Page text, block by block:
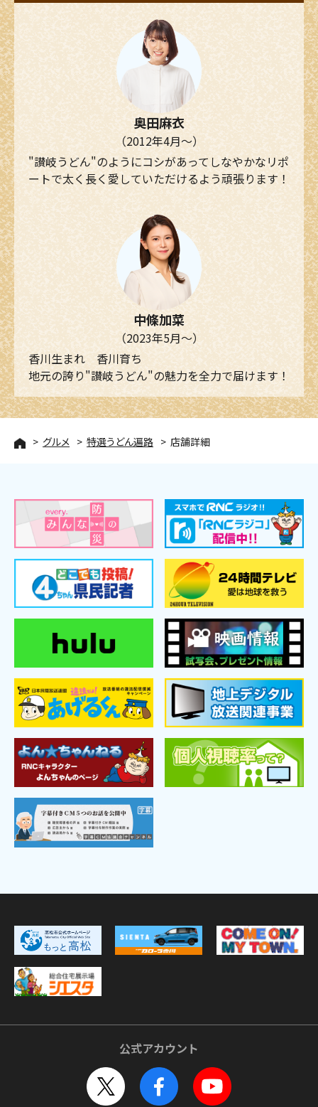
奥田麻衣
（2012年4月～）
"讃岐うどん"のようにコシがあってしなやかなリポ
ートで太く長く愛していただけるよう頑張ります！
中條加菜
（2023年5月～）
香川生まれ 香川育ち
地元の誇り"讃岐うどん"の魅力を全力で届けます！
グルメ 特選うどん遍路 店舗詳細
公式アカウント